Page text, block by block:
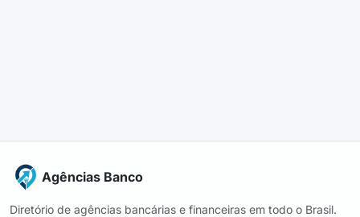
Agências Banco
Diretório de agências bancárias e financeiras em todo o Brasil.